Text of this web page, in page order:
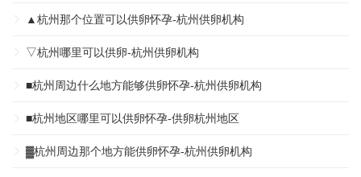
▲杭州那个位置可以供卵怀孕-杭州供卵机构
▽杭州哪里可以供卵-杭州供卵机构
■杭州周边什么地方能够供卵怀孕-杭州供卵机构
■杭州地区哪里可以供卵怀孕-供卵杭州地区
▓杭州周边那个地方能供卵怀孕-杭州供卵机构